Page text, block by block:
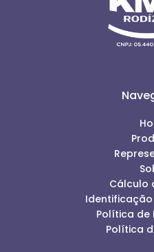
Cálculo
Política de
Política